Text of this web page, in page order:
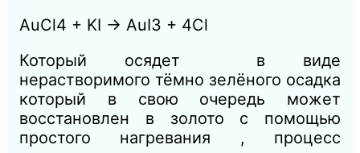
AuCl4 + KI → AuI3 + 4Cl
Который осядет в виде
нерастворимого тёмно зелёного осадка
который в свою очередь может
восстановлен в золото с помощью
простого нагревания , процесс